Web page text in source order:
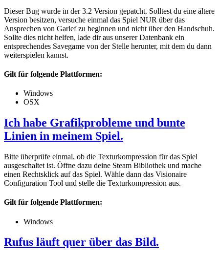
Dieser Bug wurde in der 3.2 Version gepatcht. Solltest du eine ältere
Version besitzen, versuche einmal das Spiel NUR über das
Ansprechen von Garlef zu beginnen und nicht über den Handschuh.
Sollte dies nicht helfen, lade dir aus unserer Datenbank ein
entsprechendes Savegame von der Stelle herunter, mit dem du dann
weiterspielen kannst.
Gilt für folgende Plattformen:
Windows
OSX
Ich habe Grafikprobleme und bunte
Linien in meinem Spiel.
Bitte überprüfe einmal, ob die Texturkompression für das Spiel
ausgeschaltet ist. Öffne dazu deine Steam Bibliothek und mache
einen Rechtsklick auf das Spiel. Wähle dann das Visionaire
Configuration Tool und stelle die Texturkompression aus.
Gilt für folgende Plattformen:
Windows
Rufus läuft quer über das Bild.